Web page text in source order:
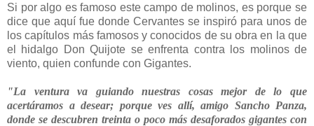
Si por algo es famoso este campo de molinos, es porque se
dice que aquí fue donde Cervantes se inspiró para unos de
los capítulos más famosos y conocidos de su obra en la que
el hidalgo Don Quijote se enfrenta contra los molinos de
viento, quien confunde con Gigantes.
"La ventura va guiando nuestras cosas mejor de lo que
acertáramos a desear; porque ves allí, amigo Sancho Panza,
donde se descubren treinta o poco más desaforados gigantes con